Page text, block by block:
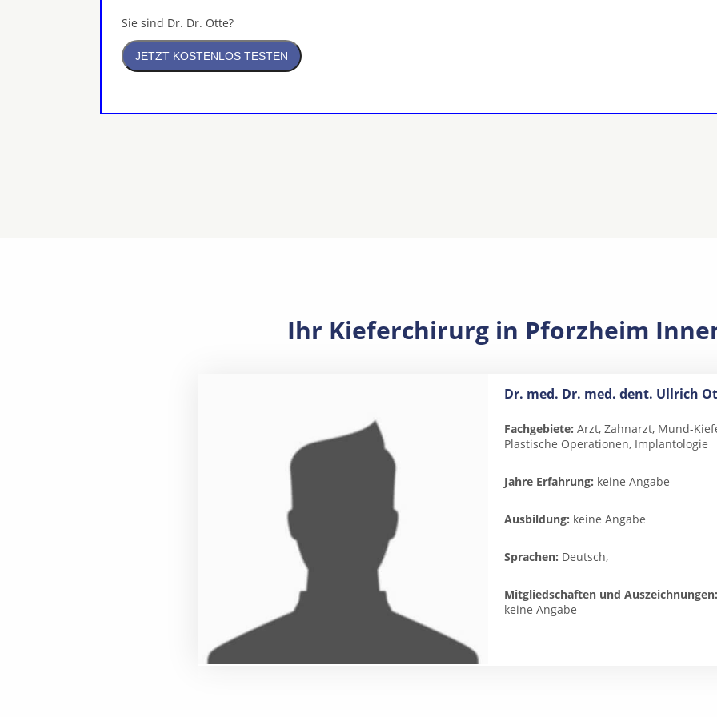
Sie sind Dr. Dr. Otte?
Ihr Kieferchirurg in Pforzheim
Dr. med. Dr. med. dent. Ullrich
Fachgebiete: Arzt, Zahnarzt, Mund-
Plastische Operationen, Implantologie
Jahre Erfahrung: keine Angabe
Ausbildung: keine Angabe
Sprachen: Deutsch,
Mitgliedschaften und Auszeichnungen:
keine Angabe